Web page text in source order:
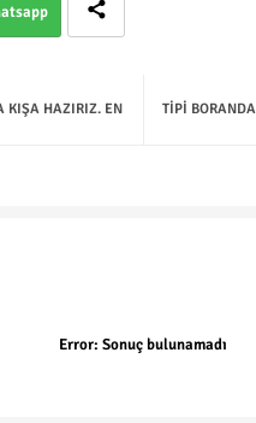
TİPİ
KIŞA HAZIRIZ. EN
Error: Sonuç bulunamadı